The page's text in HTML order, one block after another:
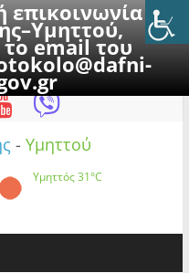
επικοινωνία με
το email του
2026
- Υμηττού
Υμηττός31°C